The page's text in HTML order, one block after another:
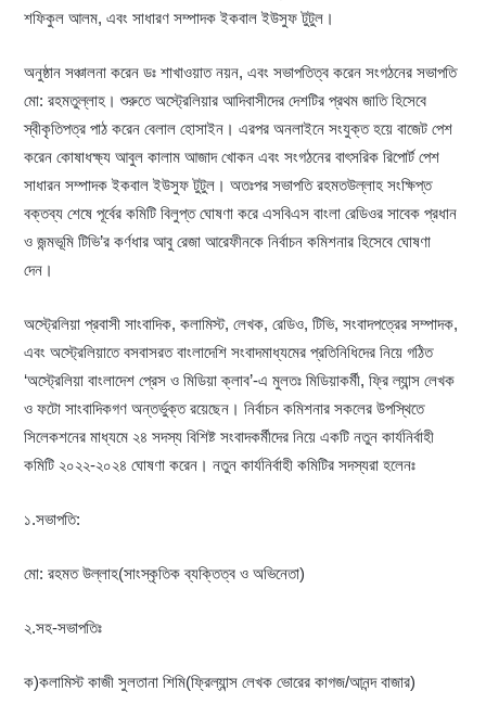
শফিকুল আলম, এবং সাধারণ সম্পাদক ইকবাল ইউসুফ টুটুল।
অনুষ্ঠান সঞ্চালনা করেন ডঃ শাখাওয়াত নয়ন, এবং সভাপতিত্ব করেন সংগঠনের সভাপতি
মো: রহমতুল্লাহ। শুরুতে অস্ট্রেলিয়ার আদিবাসীদের দেশটির প্রথম জাতি হিসেবে
স্বীকৃতিপত্র পাঠ করেন বেলাল হোসাইন। এরপর অনলাইনে সংযুক্ত হয়ে বাজেট পেশ
করেন কোষাধক্ষ্য আবুল কালাম আজাদ খোকন এবং সংগঠনের বাৎসরিক রিপোর্ট পেশ
সাধারন সম্পাদক ইকবাল ইউসুফ টুটুল। অতঃপর সভাপতি রহমতউল্লাহ সংক্ষিপ্ত
বক্তব্য শেষে পূর্বের কমিটি বিলুপ্ত ঘোষণা করে এসবিএস বাংলা রেডিওর সাবেক প্রধান
ও জন্মভূমি টিভি’র কর্ণধার আবু রেজা আরেফীনকে নির্বাচন কমিশনার হিসেবে ঘোষণা
দেন।
অস্ট্রেলিয়া প্রবাসী সাংবাদিক, কলামিস্ট, লেখক, রেডিও, টিভি, সংবাদপত্রের সম্পাদক,
এবং অস্ট্রেলিয়াতে বসবাসরত বাংলাদেশি সংবাদমাধ্যমের প্রতিনিধিদের নিয়ে গঠিত
‘অস্ট্রেলিয়া বাংলাদেশ প্রেস ও মিডিয়া ক্লাব’-এ মুলতঃ মিডিয়াকর্মী, ফ্রি ল্যান্স লেখক
ও ফটো সাংবাদিকগণ অন্তর্ভুক্ত রয়েছেন। নির্বাচন কমিশনার সকলের উপস্থিতে
সিলেকশনের মাধ্যমে ২৪ সদস্য বিশিষ্ট সংবাদকর্মীদের নিয়ে একটি নতুন কার্যনির্বাহী
কমিটি ২০২২-২০২৪ ঘোষণা করেন। নতুন কার্যনির্বাহী কমিটির সদস্যরা হলেনঃ
১.সভাপতি:
মো: রহমত উল্লাহ(সাংস্কৃতিক ব্যক্তিত্ব ও অভিনেতা)
২.সহ-সভাপতিঃ
ক)কলামিস্ট কাজী সুলতানা শিমি(ফ্রিল্যান্স লেখক ভোরের কাগজ/আনন্দ বাজার)